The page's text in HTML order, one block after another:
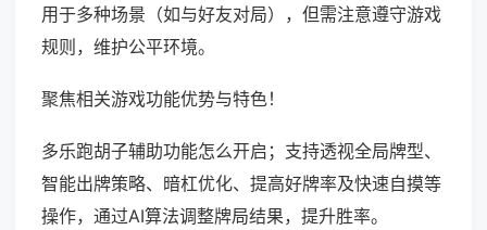
用于多种场景（如与好友对局），但需注意遵守游戏
规则，维护公平环境。
聚焦相关游戏功能优势与特色！
多乐跑胡子辅助功能怎么开启；支持透视全局牌型、
智能出牌策略、暗杠优化、提高好牌率及快速自摸等
操作，通过AI算法调整牌局结果，提升胜率。